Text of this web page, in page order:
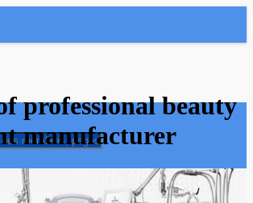
Avancée
professional beauty
manufacturer